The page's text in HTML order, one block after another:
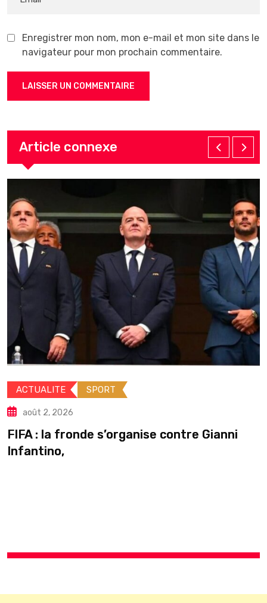
Enregistrer mon nom, mon e-mail et mon site dans le
navigateur pour mon prochain commentaire.
Article connexe
août 2, 2026
pause en